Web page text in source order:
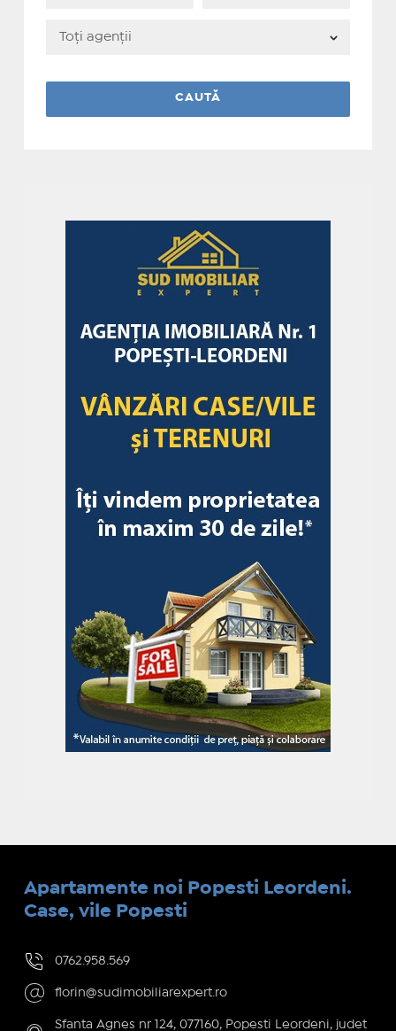
Apartamente noi Popesti Leordeni.
Case, vile Popesti
0762.958.569
florin@sudimobiliarexpert.ro
Sfanta Agnes nr 124, 077160, Popesti Leordeni, judet